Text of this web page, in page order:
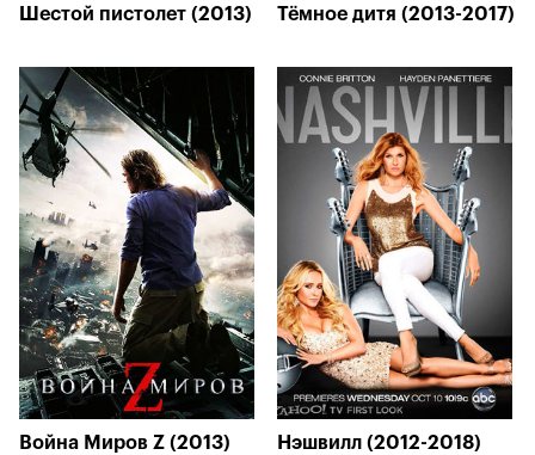
Шестой пистолет (2013) Тёмное дитя (2013-2017)
Война Миров Z (2013) Нэшвилл (2012-2018)